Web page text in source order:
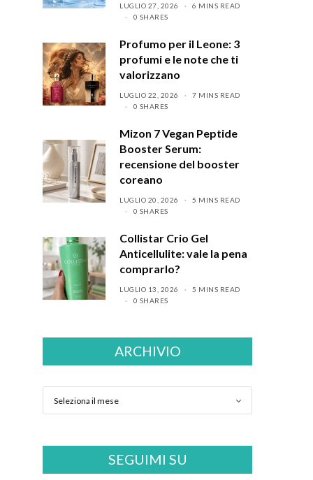
LUGLIO 27, 2026
6 MINS READ
0 SHARES
Profumo per il Leone: 3
profumi e le note che ti
valorizzano
LUGLIO 22, 2026
7 MINS READ
0 SHARES
Mizon 7 Vegan Peptide
Booster Serum:
recensione del booster
coreano
LUGLIO 20, 2026
5 MINS READ
0 SHARES
Collistar Crio Gel
Anticellulite: vale la pena
comprarlo?
LUGLIO 13, 2026
5 MINS READ
0 SHARES
ARCHIVIO
SEGUIMI SU